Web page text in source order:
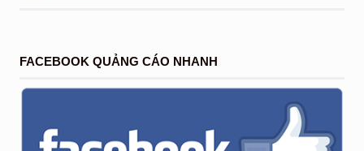
FACEBOOK QUẢNG CÁO NHANH